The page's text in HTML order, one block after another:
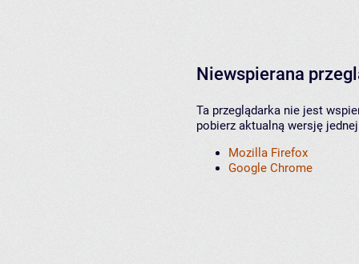
Niewspierana
Ta przeglądarka nie jest
pobierz aktualną wersję
Mozilla Firefox
Google Chrome